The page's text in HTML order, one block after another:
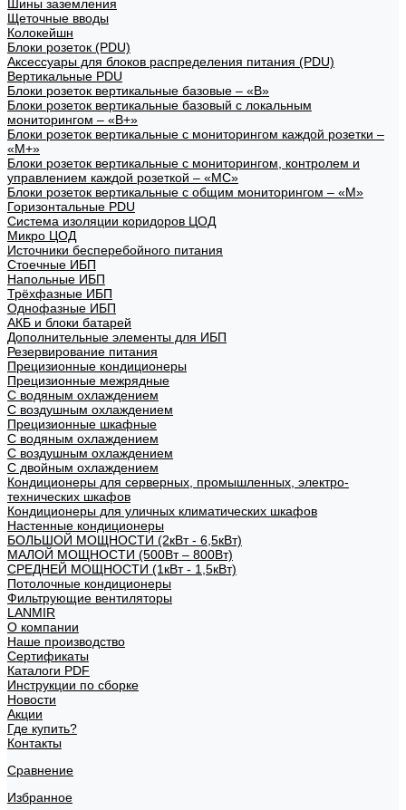
Шины заземления
Щеточные вводы
Колокейшн
Блоки розеток (PDU)
Аксессуары для блоков распределения питания (PDU)
Вертикальные PDU
Блоки розеток вертикальные базовые – «В»
Блоки розеток вертикальные базовый с локальным
мониторингом – «В+»
Блоки розеток вертикальные с мониторингом каждой розетки –
«М+»
Блоки розеток вертикальные с мониторингом, контролем и
управлением каждой розеткой – «МС»
Блоки розеток вертикальные с общим мониторингом – «М»
Горизонтальные PDU
Система изоляции коридоров ЦОД
Микро ЦОД
Источники бесперебойного питания
Стоечные ИБП
Напольные ИБП
Трёхфазные ИБП
Однофазные ИБП
АКБ и блоки батарей
Дополнительные элементы для ИБП
Резервирование питания
Прецизионные кондиционеры
Прецизионные межрядные
С водяным охлаждением
С воздушным охлаждением
Прецизионные шкафные
С водяным охлаждением
С воздушным охлаждением
С двойным охлаждением
Кондиционеры для серверных, промышленных, электро-
технических шкафов
Кондиционеры для уличных климатических шкафов
Настенные кондиционеры
БОЛЬШОЙ МОЩНОСТИ (2кВт - 6,5кВт)
МАЛОЙ МОЩНОСТИ (500Вт – 800Вт)
СРЕДНЕЙ МОЩНОСТИ (1кВт - 1,5кВт)
Потолочные кондиционеры
Фильтрующие вентиляторы
LANMIR
О компании
Наше производство
Сертификаты
Каталоги PDF
Инструкции по сборке
Новости
Акции
Где купить?
Контакты
Сравнение
Избранное